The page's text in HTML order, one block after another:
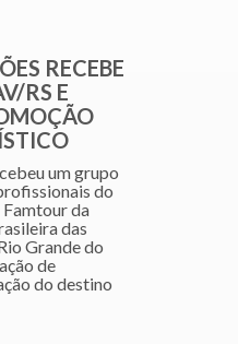
RECEBE
RS E
um grupo
do
da
das
Grande do
de
do destino